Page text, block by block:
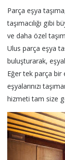
Parça eşya
taşımacılığı gibi
ve daha özel
Ulus parça eşya
buluşturarak,
Eğer tek parça bir
eşyalarınızı
hizmeti tam size